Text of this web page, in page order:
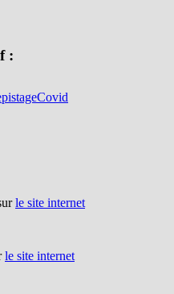
:
le site internet
le site internet